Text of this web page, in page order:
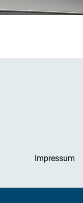
Impressum